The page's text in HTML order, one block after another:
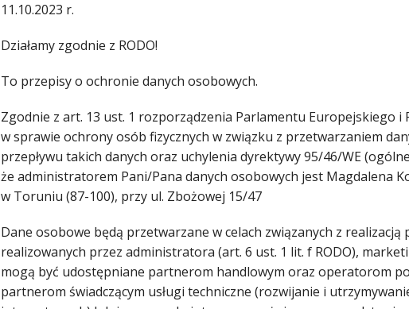
11.10.2023 r.
Działamy zgodnie z RODO!
To przepisy o ochronie danych osobowych.
Zgodnie z art. 13 ust. 1 rozporządzenia Parlamentu Europejskiego i
w sprawie ochrony osób fizycznych w związku z przetwarzaniem
przepływu takich danych oraz uchylenia dyrektywy 95/46/WE
że administratorem Pani/Pana danych osobowych jest Magdalena
w Toruniu (87-100), przy ul. Zbożowej 15/47
Dane osobowe będą przetwarzane w celach związanych z
realizowanych przez administratora (art. 6 ust. 1 lit. f RODO),
mogą być udostępniane partnerom handlowym oraz operatorom
partnerom świadczącym usługi techniczne (rozwijanie i